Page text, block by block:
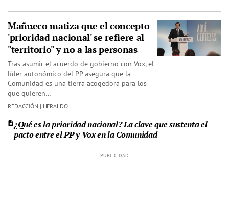
Mañueco matiza que el concepto
'prioridad nacional' se refiere al
"territorio" y no a las personas
Tras asumir el acuerdo de gobierno con Vox, el
líder autonómico del PP asegura que la
Comunidad es una tierra acogedora para los
que quieren…
REDACCIÓN | HERALDO
¿Qué es la prioridad nacional? La clave que sustenta el
pacto entre el PP y Vox en la Comunidad